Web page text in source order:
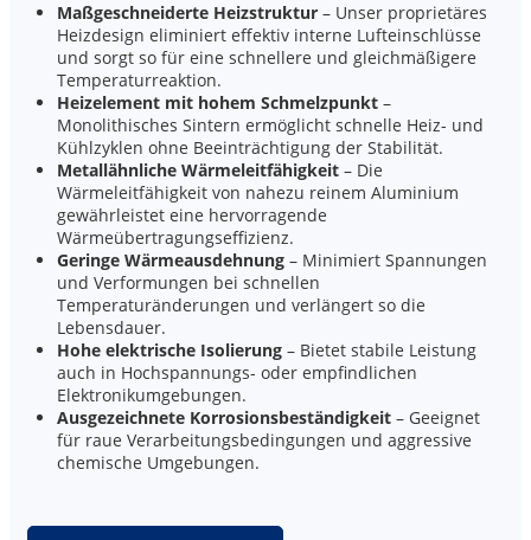
Maßgeschneiderte Heizstruktur – Unser proprietäres
Heizdesign eliminiert effektiv interne Lufteinschlüsse
und sorgt so für eine schnellere und gleichmäßigere
Temperaturreaktion.
Heizelement mit hohem Schmelzpunkt –
Monolithisches Sintern ermöglicht schnelle Heiz- und
Kühlzyklen ohne Beeinträchtigung der Stabilität.
Metallähnliche Wärmeleitfähigkeit – Die
Wärmeleitfähigkeit von nahezu reinem Aluminium
gewährleistet eine hervorragende
Wärmeübertragungseffizienz.
Geringe Wärmeausdehnung – Minimiert Spannungen
und Verformungen bei schnellen
Temperaturänderungen und verlängert so die
Lebensdauer.
Hohe elektrische Isolierung – Bietet stabile Leistung
auch in Hochspannungs- oder empfindlichen
Elektronikumgebungen.
Ausgezeichnete Korrosionsbeständigkeit – Geeignet
für raue Verarbeitungsbedingungen und aggressive
chemische Umgebungen.